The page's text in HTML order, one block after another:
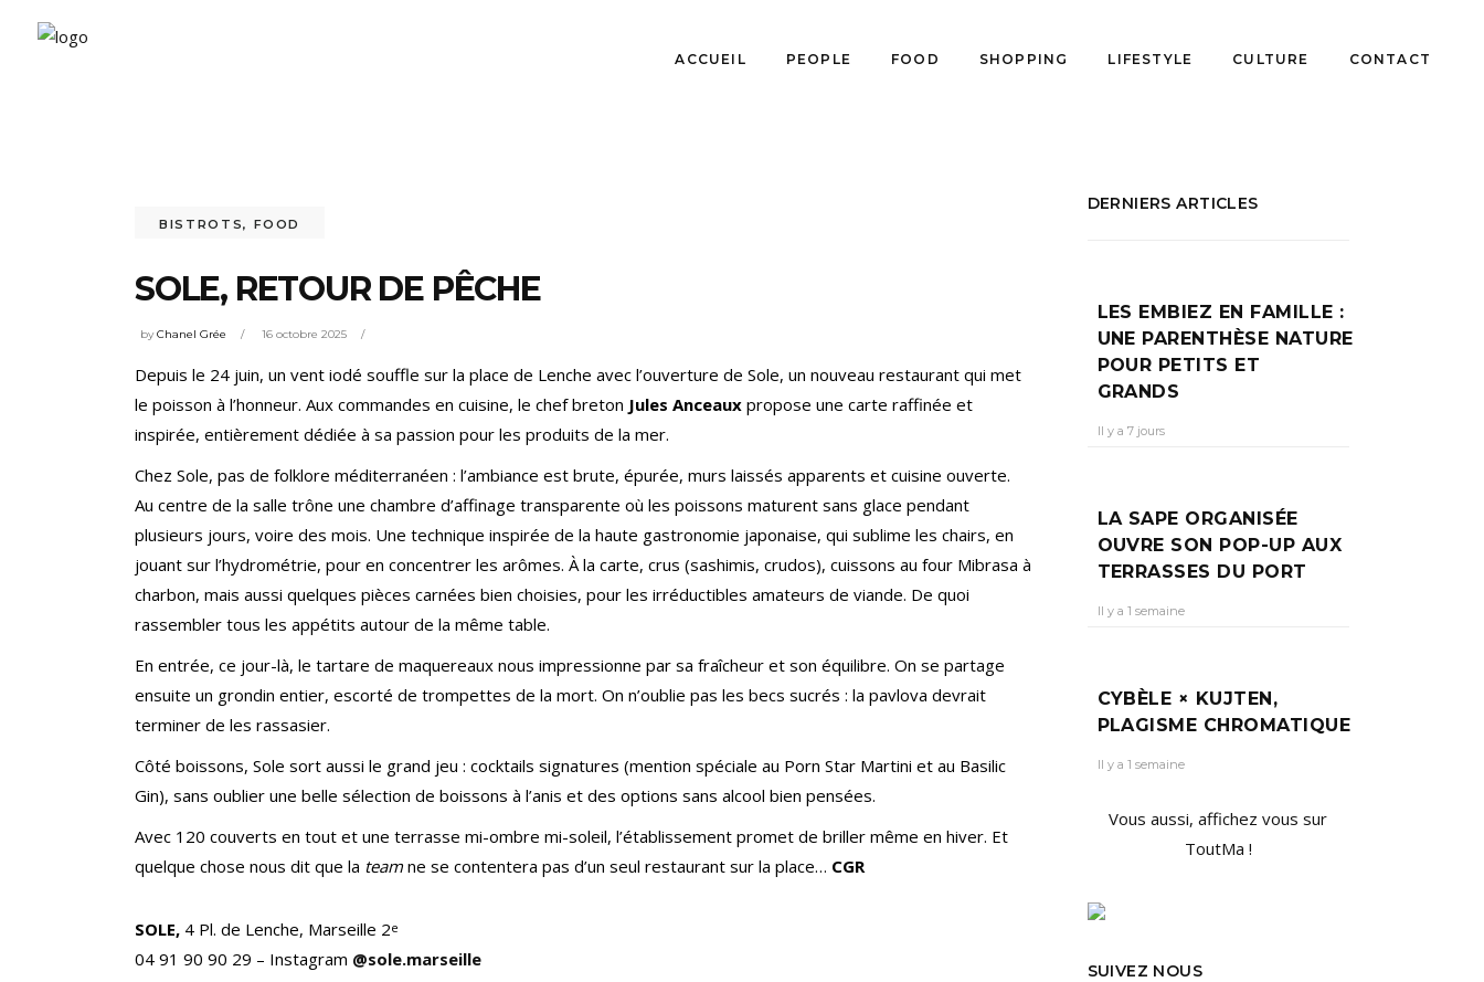
ACCUEIL PEOPLE FOOD SHOPPING LIFESTYLE CULTURE CONTACT
BISTROTS, FOOD
SOLE, RETOUR DE PÊCHE
byChanel Grée 16 octobre 2025
Depuis le 24 juin, un vent iodé souffle sur la place de Lenche avec l’ouverture de Sole, un nouveau restaurant qui met
le poisson à l’honneur. Aux commandes en cuisine, le chef breton Jules Anceaux propose une carte raffinée et
inspirée, entièrement dédiée à sa passion pour les produits de la mer.
Chez Sole, pas de folklore méditerranéen : l’ambiance est brute, épurée, murs laissés apparents et cuisine ouverte.
Au centre de la salle trône une chambre d’affinage transparente où les poissons maturent sans glace pendant
plusieurs jours, voire des mois. Une technique inspirée de la haute gastronomie japonaise, qui sublime les chairs, en
jouant sur l’hydrométrie, pour en concentrer les arômes. À la carte, crus (sashimis, crudos), cuissons au four Mibrasa à
charbon, mais aussi quelques pièces carnées bien choisies, pour les irréductibles amateurs de viande. De quoi
rassembler tous les appétits autour de la même table.
En entrée, ce jour-là, le tartare de maquereaux nous impressionne par sa fraîcheur et son équilibre. On se partage
ensuite un grondin entier, escorté de trompettes de la mort. On n’oublie pas les becs sucrés : la pavlova devrait
terminer de les rassasier.
Côté boissons, Sole sort aussi le grand jeu : cocktails signatures (mention spéciale au Porn Star Martini et au Basilic
Gin), sans oublier une belle sélection de boissons à l’anis et des options sans alcool bien pensées.
Avec 120 couverts en tout et une terrasse mi-ombre mi-soleil, l’établissement promet de briller même en hiver. Et
quelque chose nous dit que la teamne se contentera pas d’un seul restaurant sur la place… CGR
SOLE, 4 Pl. de Lenche, Marseille 2e
04 91 90 90 29 – Instagram @sole.marseille
DERNIERS ARTICLES
LES EMBIEZ EN FAMILLE :
UNE PARENTHÈSE NATURE
POUR PETITS ET
GRANDS
Il y a 7 jours
LA SAPE ORGANISÉE
OUVRE SON POP-UP AUX
TERRASSES DU PORT
Il y a 1 semaine
CYBÈLE × KUJTEN,
PLAGISME CHROMATIQUE
Il y a 1 semaine
Vous aussi, affichez vous sur
ToutMa !
SUIVEZ NOUS